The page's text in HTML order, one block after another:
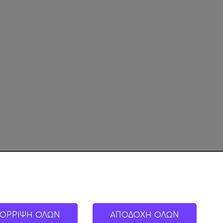
ΟΛΩΝ ΑΠΟΔΟΧΗ ΟΛΩΝ